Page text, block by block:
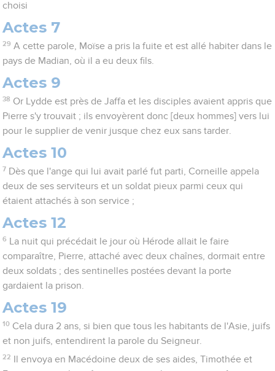
choisi
Actes 7
29 A cette parole, Moïse a pris la fuite et est allé habiter dans le
pays de Madian, où il a eu deux fils.
Actes 9
38 Or Lydde est près de Jaffa et les disciples avaient appris que
Pierre s'y trouvait ; ils envoyèrent donc [deux hommes] vers lui
pour le supplier de venir jusque chez eux sans tarder.
Actes 10
7 Dès que l'ange qui lui avait parlé fut parti, Corneille appela
deux de ses serviteurs et un soldat pieux parmi ceux qui
étaient attachés à son service ;
Actes 12
6
La nuit qui précédait le jour où Hérode allait le faire
comparaître, Pierre, attaché avec deux chaînes, dormait entre
deux soldats ; des sentinelles postées devant la porte
gardaient la prison.
Actes 19
10 Cela dura 2 ans, si bien que tous les habitants de l'Asie, juifs
et non juifs, entendirent la parole du Seigneur.
22
Il envoya en Macédoine deux de ses aides, Timothée et